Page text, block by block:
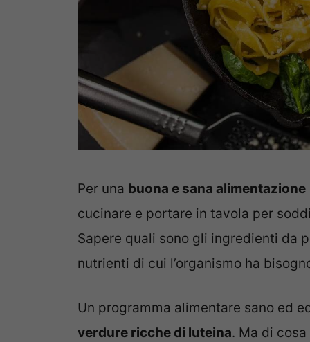
Per una buona e sana alimentazione
cucinare e portare in tavola per
Sapere quali sono gli ingredienti da
nutrienti di cui l’organismo ha
Un programma alimentare sano ed
verdure ricche di luteina. Ma di